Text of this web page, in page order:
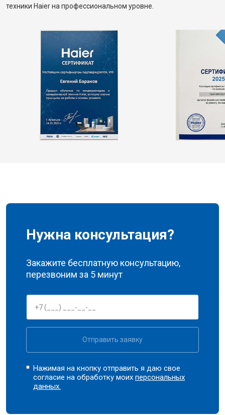
техники Haier на профессиональном уровне.
Нужна консультация?
Закажите бесплатную консультацию,
перезвоним за 5 минут
Отправить заявку
Нажимая на кнопку отправить я даю свое
согласие на обработку моихперсональных
данных.